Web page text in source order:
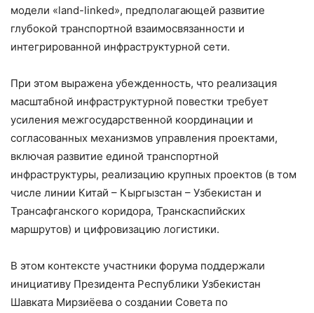
модели «land-linked», предполагающей развитие
глубокой транспортной взаимосвязанности и
интегрированной инфраструктурной сети.
При этом выражена убежденность, что реализация
масштабной инфраструктурной повестки требует
усиления межгосударственной координации и
согласованных механизмов управления проектами,
включая развитие единой транспортной
инфраструктуры, реализацию крупных проектов (в том
числе линии Китай – Кыргызстан – Узбекистан и
Трансафганского коридора, Транскаспийских
маршрутов) и цифровизацию логистики.
В этом контексте участники форума поддержали
инициативу Президента Республики Узбекистан
Шавката Мирзиёева о создании Совета по